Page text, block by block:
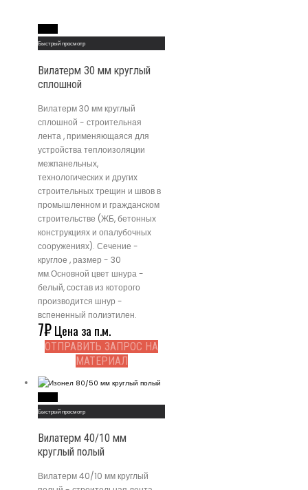
Быстрый просмотр
Вилатерм 30 мм круглый
сплошной
Вилатерм 30 мм круглый
сплошной - строительная
лента , применяющаяся для
устройства теплоизоляции
межпанельных,
технологических и других
строительных трещин и швов в
промышленном и гражданском
строительстве (ЖБ, бетонных
конструкциях и опалубочных
сооружениях). Сечение -
круглое , размер - 30
мм.Основной цвет шнура -
белый, состав из которого
производится шнур -
вспененный полиэтилен.
7₽Цена за п.м.
ОТПРАВИТЬ ЗАПРОС НА
МАТЕРИАЛ
Быстрый просмотр
Вилатерм 40/10 мм
круглый полый
Вилатерм 40/10 мм круглый